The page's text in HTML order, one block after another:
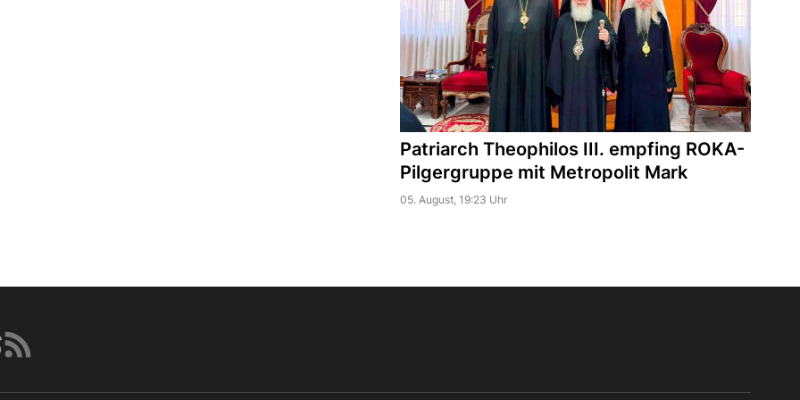
Patriarch Theophilos III. empfing ROKA-
Pilgergruppe mit Metropolit Mark
05. August, 19:23 Uhr